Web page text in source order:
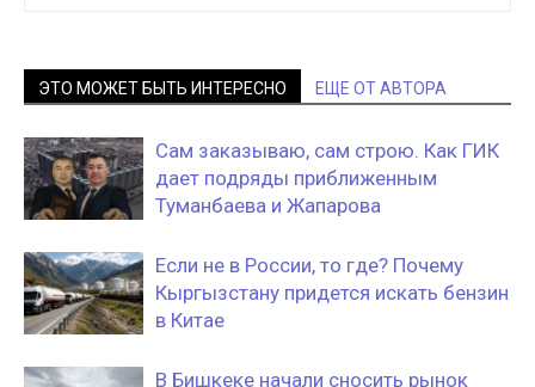
ЭТО МОЖЕТ БЫТЬ ИНТЕРЕСНО ЕЩЕ ОТ АВТОРА
Сам заказываю, сам строю. Как ГИК
дает подряды приближенным
Туманбаева и Жапарова
Если не в России, то где? Почему
Кыргызстану придется искать бензин
в Китае
В Бишкеке начали сносить рынок